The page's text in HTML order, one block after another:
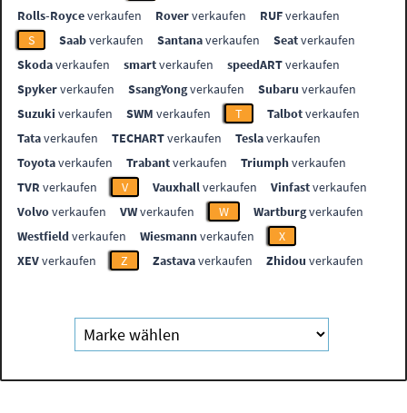
Rolls-Royceverkaufen Roververkaufen RUFverkaufen
S
Saabverkaufen Santanaverkaufen Seatverkaufen
Skodaverkaufen smartverkaufen speedARTverkaufen
Spykerverkaufen SsangYongverkaufen Subaru verkaufen
Suzuki verkaufen SWM verkaufen T Talbotverkaufen
Tataverkaufen TECHARTverkaufen Teslaverkaufen
Toyotaverkaufen Trabantverkaufen Triumphverkaufen
TVR verkaufen V Vauxhallverkaufen Vinfastverkaufen
Volvoverkaufen VWverkaufen W Wartburgverkaufen
Westfieldverkaufen Wiesmannverkaufen
X
XEVverkaufen Z Zastavaverkaufen Zhidou verkaufen